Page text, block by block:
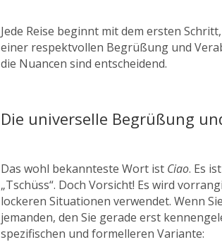
Jede Reise beginnt mit dem ersten
einer respektvollen Begrüßung und
die Nuancen sind entscheidend.
Die universelle Begrüßung
Das wohl bekannteste Wort ist Ciao. Es
„Tschüss“. Doch Vorsicht! Es wird
lockeren Situationen verwendet. Wenn
jemanden, den Sie gerade erst
spezifischen und formelleren Variante: